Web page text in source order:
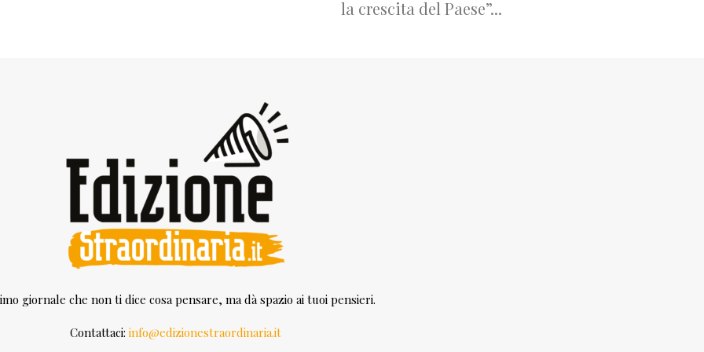
la crescita del Paese”...
giornale che non ti dice cosa pensare, ma dà spazio ai tuoi pensieri.
Contattaci:info@edizionestraordinaria.it